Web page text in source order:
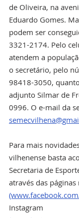
de Oliveira, na
Eduardo Gomes.
podem ser
3321-2174. Pelo
atendem a
o secretário, pelo
98418-3050,
adjunto Silmar de
0996. O e-mail da
Para mais
vilhenense basta
Secretaria de
através das páginas
Instagram